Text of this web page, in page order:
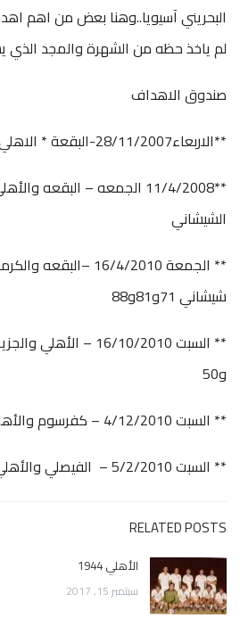
البحريني آسيويا..وهنا بعض من اهم
لم ياخذ حظه من الشهرة والمجد الذي
صندوق الاهداف
**الاربعاء28/11/2007-البقعة * الاهلي 1/1 محمد شيشاني 60
الشيشاني
شيشاني 71و81و88
و50
** السبت 4/12/2010 – كفرسوم والأهلي 5/2 محمد الشيشاني3
** السبت 5/2/2010 – الفيصلي والأهلي 4/1محمد الشيشاني40
RELATED POSTS
الأهلي 1944
سبتمبر 15, 2017